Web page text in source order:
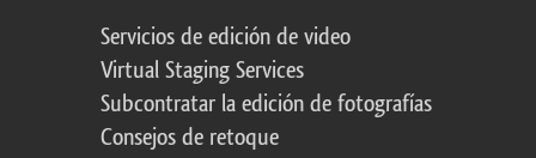
Servicios de edición de video
Virtual Staging Services
Subcontratar la edición de fotografías
Consejos de retoque